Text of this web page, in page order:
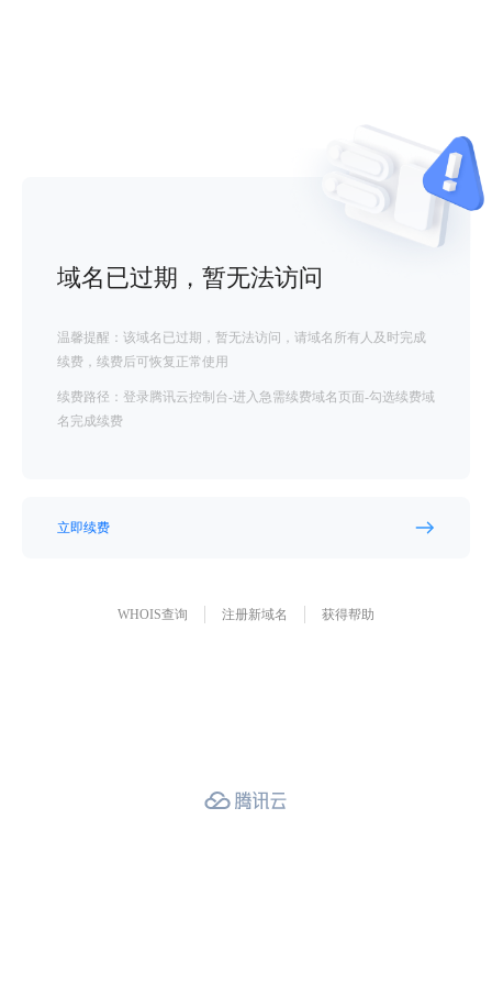
域名已过期，暂无法访问
温馨提醒：该域名已过期，暂无法访问，请域名所有人及时完成
续费，续费后可恢复正常使用
续费路径：登录腾讯云控制台-进入急需续费域名页面-勾选续费域
名完成续费
立即续费
WHOIS查询 注册新域名 获得帮助